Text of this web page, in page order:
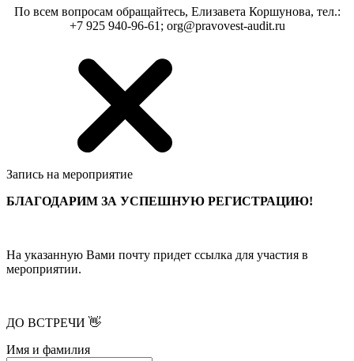
По всем вопросам обращайтесь, Елизавета Коршунова, тел.:
+7 925 940-96-61; org@pravovest-audit.ru
Запись на мероприятие
БЛАГОДАРИМ ЗА УСПЕШНУЮ РЕГИСТРАЦИЮ!
На указанную Вами почту придет ссылка для участия в
мероприятии.
ДО ВСТРЕЧИ 👋
Имя и фамилия